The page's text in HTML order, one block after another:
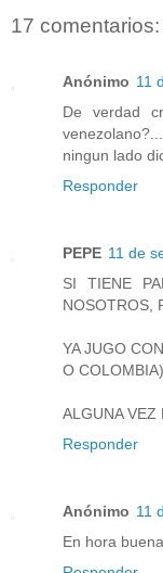
17 comentarios:
Anónimo 11
De verdad
ningun lado
Responder
PEPE 11 de
SI TIENE
NOSOTROS,
YA JUGO
O
ALGUNA VEZ
Responder
Anónimo 11
En hora